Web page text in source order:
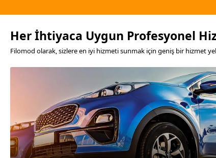
Her İhtiyaca Uygun Profesyonel
Filomod olarak, sizlere en iyi hizmeti sunmak için geniş bir hizmet